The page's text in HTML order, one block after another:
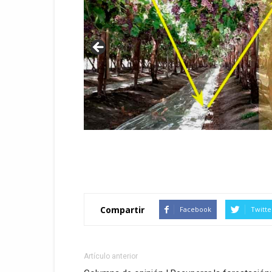
Compartir Facebook
Artículo anterior